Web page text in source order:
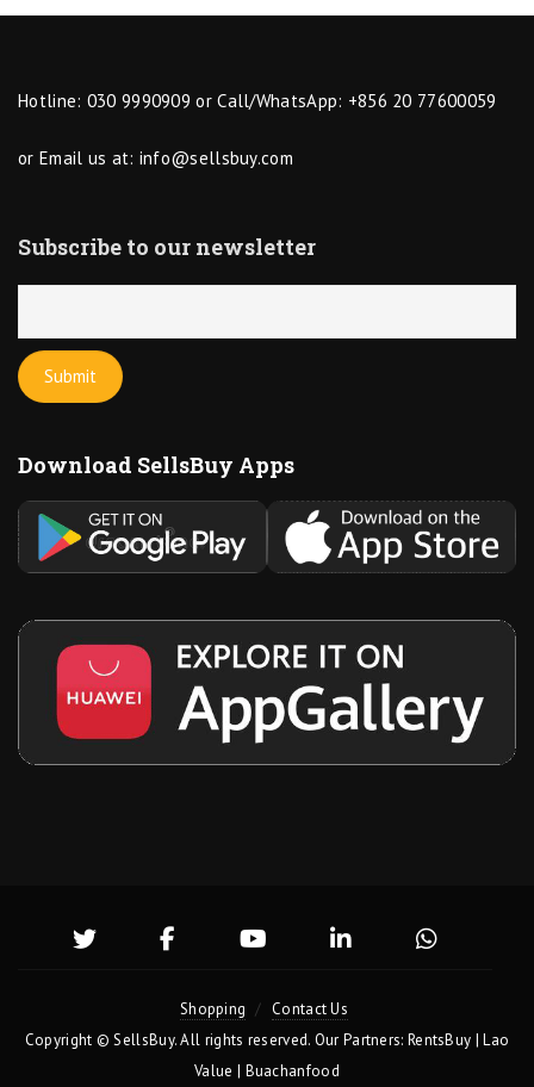
Hotline: 030 9990909 or Call/WhatsApp: +856 20 77600059
or Email us at: info@sellsbuy.com
Subscribe to our newsletter
Download SellsBuy Apps
Shopping
Contact Us
Copyright ©SellsBuy. All rights reserved. Our Partners: RentsBuy |Lao
Value | Buachanfood